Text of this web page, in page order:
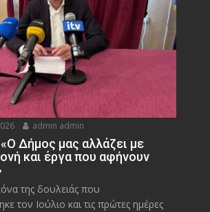
admin admin
Δήμος μας αλλάζει με
και έργα που αφήνουν
της δουλειάς που
τον Ιούλιο και τις πρώτες ημέρες